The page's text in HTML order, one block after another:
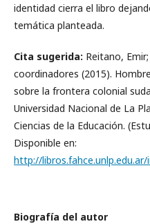
identidad cierra el libro
temática planteada.
Cita sugerida: Reitano,
coordinadores (2015).
sobre la frontera colonial
Universidad Nacional de La
Ciencias de la Educación.
Disponible en:
http://
Biografía del autor